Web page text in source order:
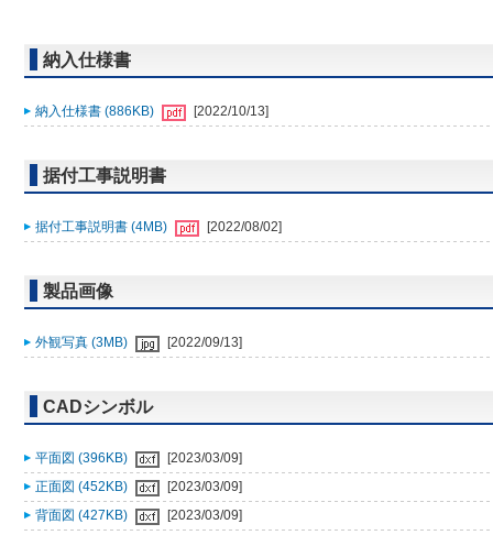
納入仕様書
納入仕様書 (886KB) [2022/10/13]
据付工事説明書
据付工事説明書 (4MB) [2022/08/02]
製品画像
外観写真 (3MB) [2022/09/13]
CADシンボル
平面図 (396KB)
[2023/03/09]
正面図 (452KB)
[2023/03/09]
背面図 (427KB)
[2023/03/09]